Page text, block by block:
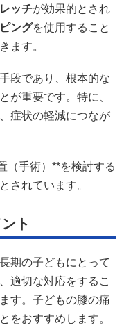
ッチが効果的とされ
ングを使用すること
ます。​
段であり、根本的な
が重要です。​特に、
症状の軽減につなが
（手術）**を検討する
されています。​
ト
期の子どもにとって
適切な対応をするこ
す。​子どもの膝の痛
をおすすめします。​